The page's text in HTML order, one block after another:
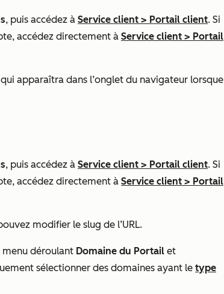
, puis accédez à Service client > Portail client. Si
accédez directement à Service client > Portail
apparaîtra dans l’onglet du navigateur lorsque
, puis accédez à Service client > Portail client. Si
accédez directement à Service client > Portail
modifier le slug de l’URL.
menu déroulant Domaine du Portail et
sélectionner des domaines ayant le type